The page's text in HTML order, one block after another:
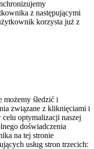
z następującymi
korzysta już z
możemy śledzić i
związane z kliknięciami i
optymalizacji naszej
doświadczenia
na tej stronie
usług stron trzecich: